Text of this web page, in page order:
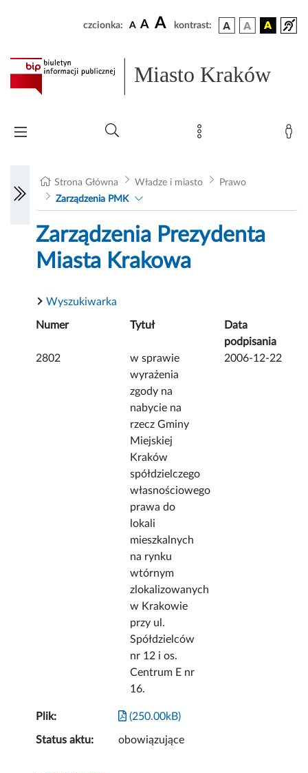
czcionka: A A A kontrast:
Miasto Kraków
Strona Główna Władze i miasto
Prawo
Zarządzenia PMK
Zarządzenia Prezydenta
Miasta Krakowa
Wyszukiwarka
Numer Tytuł
Data
podpisania
2802
w sprawie
wyrażenia
zgody na
nabycie na
rzecz Gminy
Miejskiej
Kraków
spółdzielczego
własnościowego
prawa do
lokali
mieszkalnych
na rynku
wtórnym
zlokalizowanych
w Krakowie
przy ul.
Spółdzielców
nr 12 i os.
Centrum E nr
16.
2006-12-22
Plik: (250.00kB)
Status aktu: obowiązujące